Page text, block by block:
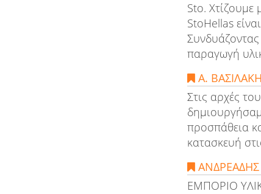
Sto. Χτίζουμε
StoHellas
παραγωγή
Α.
Στις αρχές
προσπάθεια
κατασκευή
ΕΜΠΟΡΙΟ